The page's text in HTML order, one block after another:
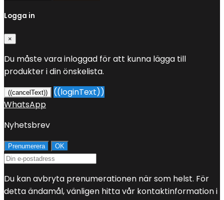
Logga in
×
Du måste vara inloggad för att kunna lägga till
produkter i din önskelista.
((cancelText))
((loginText))
WhatsApp
Nyhetsbrev
Du kan avbryta prenumerationen när som helst. För
detta ändamål, vänligen hitta vår kontaktinformation i